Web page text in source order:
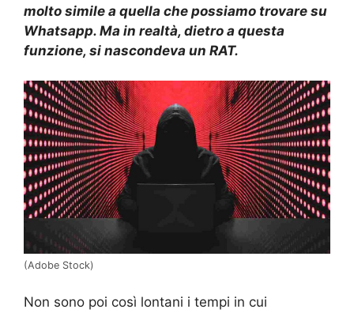
molto simile a quella che possiamo trovare su
Whatsapp. Ma in realtà, dietro a questa
funzione, si nascondeva un RAT.
(Adobe Stock)
Non sono poi così lontani i tempi in cui